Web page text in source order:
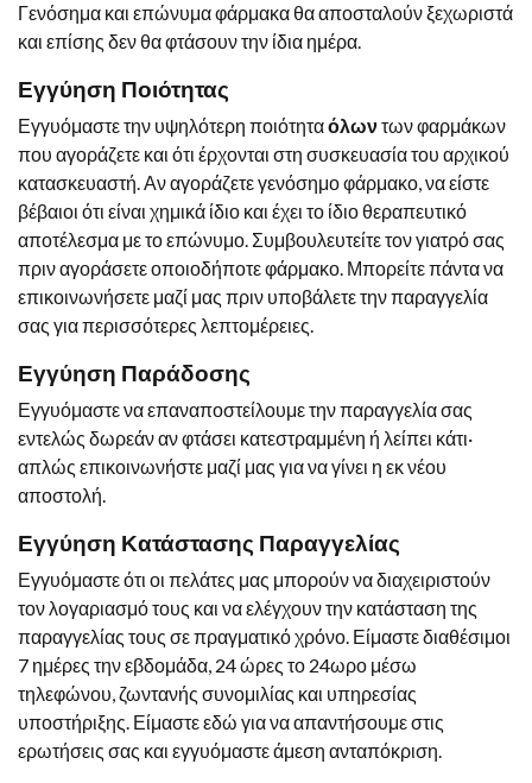
Γενόσημα και επώνυμα φάρμακα θα αποσταλούν ξεχωριστά
και επίσης δεν θα φτάσουν την ίδια ημέρα.
Εγγύηση Ποιότητας
Εγγυόμαστε την υψηλότερη ποιότηταόλωντων φαρμάκων
που αγοράζετε και ότι έρχονται στη συσκευασία του αρχικού
κατασκευαστή. Αν αγοράζετε γενόσημο φάρμακο, να είστε
βέβαιοι ότι είναι χημικά ίδιο και έχει το ίδιο θεραπευτικό
αποτέλεσμα με το επώνυμο. Συμβουλευτείτε τον γιατρό σας
πριν αγοράσετε οποιοδήποτε φάρμακο. Μπορείτε πάντα να
επικοινωνήσετε μαζί μας πριν υποβάλετε την παραγγελία
σας για περισσότερες λεπτομέρειες.
Εγγύηση Παράδοσης
Εγγυόμαστε να επαναποστείλουμε την παραγγελία σας
εντελώς δωρεάν αν φτάσει κατεστραμμένη ή λείπει κάτι·
απλώς επικοινωνήστε μαζί μας για να γίνει η εκ νέου
αποστολή.
Εγγύηση Κατάστασης Παραγγελίας
Εγγυόμαστε ότι οι πελάτες μας μπορούν να διαχειριστούν
τον λογαριασμό τους και να ελέγχουν την κατάσταση της
παραγγελίας τους σε πραγματικό χρόνο. Είμαστε διαθέσιμοι
7 ημέρες την εβδομάδα, 24 ώρες το 24ωρο μέσω
τηλεφώνου, ζωντανής συνομιλίας και υπηρεσίας
υποστήριξης. Είμαστε εδώ για να απαντήσουμε στις
ερωτήσεις σας και εγγυόμαστε άμεση ανταπόκριση.